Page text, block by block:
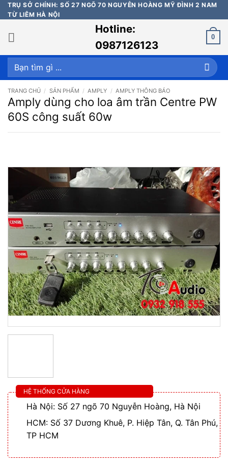
Bỏ
qua
nội
dung
TRỤ SỞ CHÍNH: SỐ 27 NGÕ 70 NGUYỄN HOÀNG MỸ ĐÌNH 2 NAM
TỪ LIÊM HÀ NỘI
Hotline:
0987126123
0
Tìm
kiếm:
TRANG CHỦ / SẢN PHẨM / AMPLY / AMPLY THÔNG BÁO
Amply dùng cho loa âm trần Centre PW
60S công suất 60w
HỆ THỐNG CỬA HÀNG
Hà Nội: Số 27 ngõ 70 Nguyễn Hoàng, Hà Nội
HCM: Số 37 Dương Khuê, P. Hiệp Tân, Q. Tân Phú,
TP HCM